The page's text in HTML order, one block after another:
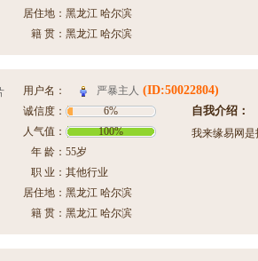
居住地： 黑龙江 哈尔滨
籍 贯： 黑龙江 哈尔滨
用户名： 严暴主人 (ID:50022804)
诚信度：
6%
人气值：
100%
年 龄： 55岁
职 业： 其他行业
居住地： 黑龙江 哈尔滨
籍 贯： 黑龙江 哈尔滨
自我介绍：
我来缘易网是